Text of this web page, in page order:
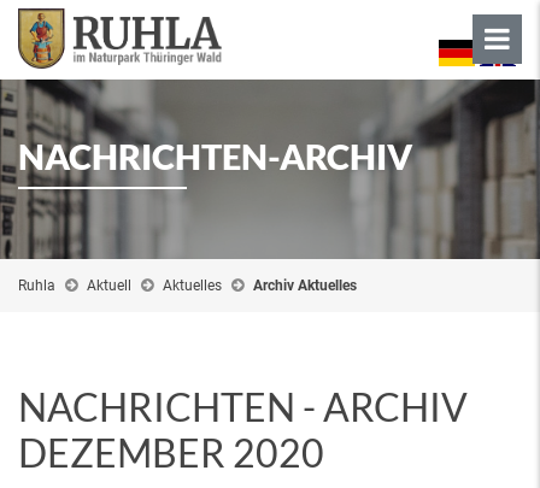
NACHRICHTEN-ARCHIV
Ruhla Aktuell Aktuelles Archiv Aktuelles
NACHRICHTEN - ARCHIV
DEZEMBER 2020